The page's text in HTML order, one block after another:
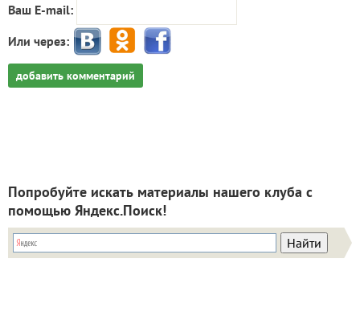
Ваш E-mail:
Или через:
добавить комментарий
Попробуйте искать материалы нашего клуба с
помощью Яндекс.Поиск!